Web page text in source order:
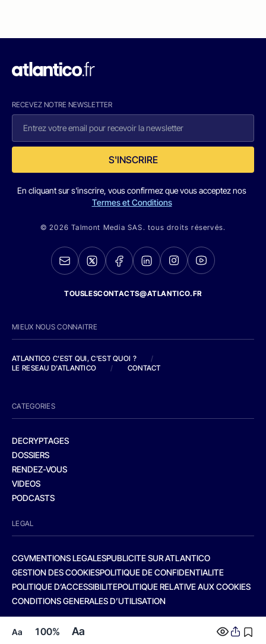
Aa 100% Aa
RECEVEZ NOTRE NEWSLETTER
S'INSCRIRE
En cliquant sur s'inscrire, vous confirmez que vous acceptez nos
Termes et Conditions
© 2026 Talmont Media SAS. tous droits réservés.
TOUSLESCONTACTS@ATLANTICO.FR
MIEUX NOUS CONNAITRE
ATLANTICO C'EST QUI, C'EST QUOI ?
/
LE RESEAU D'ATLANTICO
/ CONTACT
CATEGORIES
DECRYPTAGES
DOSSIERS
RENDEZ-VOUS
VIDEOS
PODCASTS
LEGAL
CGVMENTIONS LEGALESPUBLICITE SUR ATLANTICO
GESTION DES COOKIESPOLITIQUE DE CONFIDENTIALITE
POLITIQUE D’ACCESSIBILITEPOLITIQUE RELATIVE AUX COOKIES
CONDITIONS GENERALES D’UTILISATION